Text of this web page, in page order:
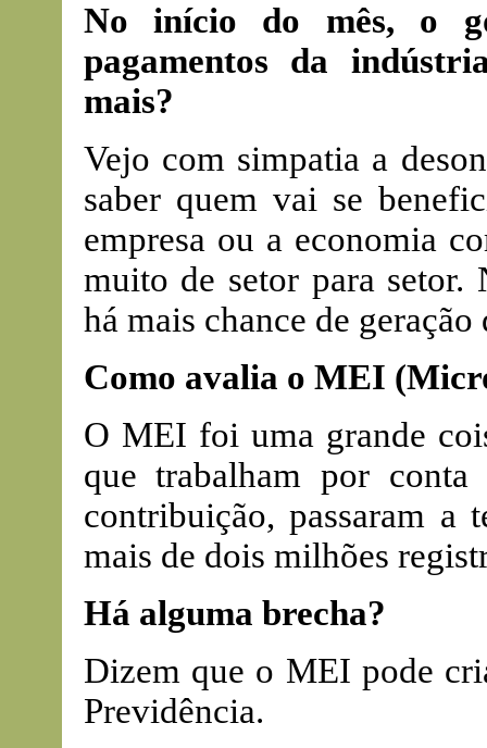
No início do mês, o
pagamentos da
mais?
Vejo com simpatia a
saber quem vai se
empresa ou a economia
muito de setor para setor.
há mais chance de
Como avalia o MEI
O MEI foi uma grande
que trabalham por
contribuição, passaram a
mais de dois milhões
Há alguma brecha?
Dizem que o MEI pode
Previdência.